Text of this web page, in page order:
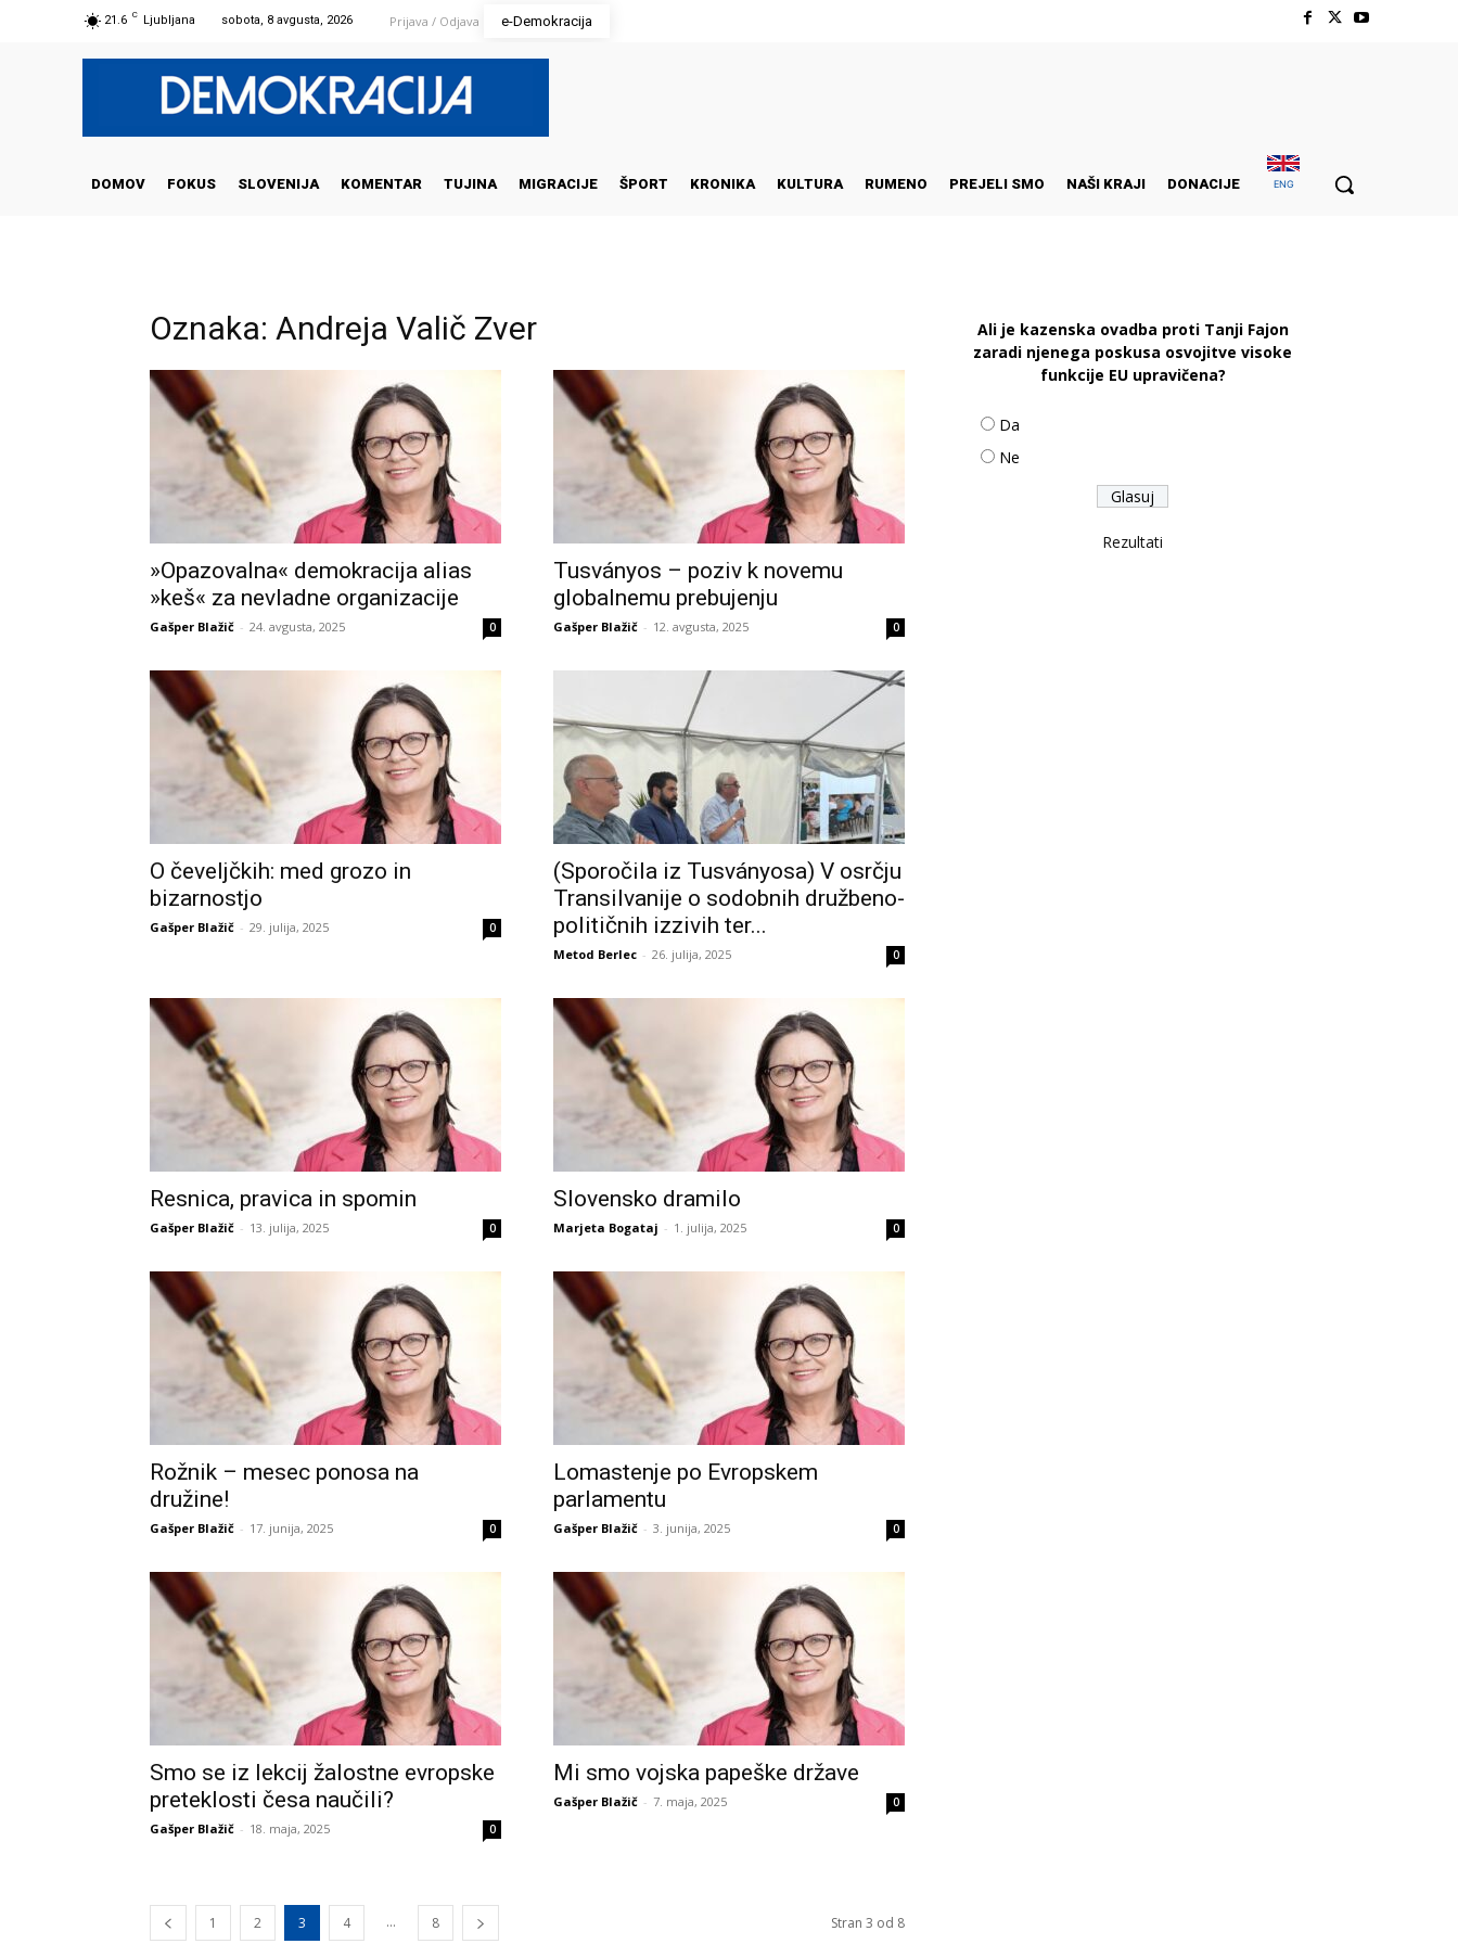
21.6 C Ljubljana sobota, 8 avgusta, 2026 Prijava / Odjava e-Demokracija
DOMOV FOKUS SLOVENIJA KOMENTAR TUJINA MIGRACIJE ŠPORT KRONIKA KULTURA RUMENO PREJELI SMO NAŠI KRAJI DONACIJE ENG
Oznaka: Andreja Valič Zver
»Opazovalna« demokracija alias
»keš« za nevladne organizacije
Gašper Blažič - 24. avgusta, 2025 0
Tusványos – poziv k novemu
globalnemu prebujenju
Gašper Blažič - 12. avgusta, 2025 0
O čeveljčkih: med grozo in
bizarnostjo
Gašper Blažič - 29. julija, 2025 0
(Sporočila iz Tusványosa) V osrčju
Transilvanije o sodobnih družbeno-
političnih izzivih ter...
Metod Berlec - 26. julija, 2025 0
Resnica, pravica in spomin
Gašper Blažič - 13. julija, 2025 0
Slovensko dramilo
Marjeta Bogataj - 1. julija, 2025 0
Rožnik – mesec ponosa na
družine!
Gašper Blažič - 17. junija, 2025 0
Lomastenje po Evropskem
parlamentu
Gašper Blažič - 3. junija, 2025 0
Smo se iz lekcij žalostne evropske
preteklosti česa naučili?
Gašper Blažič - 18. maja, 2025 0
Mi smo vojska papeške države
Gašper Blažič - 7. maja, 2025 0
1 2 3 4 ... 8 Stran 3 od 8
Ali je kazenska ovadba proti Tanji Fajon
zaradi njenega poskusa osvojitve visoke
funkcije EU upravičena?
Da
Ne
Rezultati